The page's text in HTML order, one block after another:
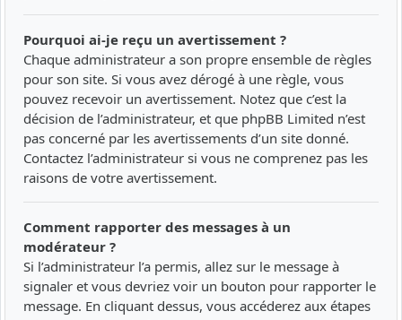
Pourquoi ai-je reçu un avertissement ?
Chaque administrateur a son propre ensemble de règles
pour son site. Si vous avez dérogé à une règle, vous
pouvez recevoir un avertissement. Notez que c’est la
décision de l’administrateur, et que phpBB Limited n’est
pas concerné par les avertissements d’un site donné.
Contactez l’administrateur si vous ne comprenez pas les
raisons de votre avertissement.
Comment rapporter des messages à un
modérateur ?
Si l’administrateur l’a permis, allez sur le message à
signaler et vous devriez voir un bouton pour rapporter le
message. En cliquant dessus, vous accéderez aux étapes